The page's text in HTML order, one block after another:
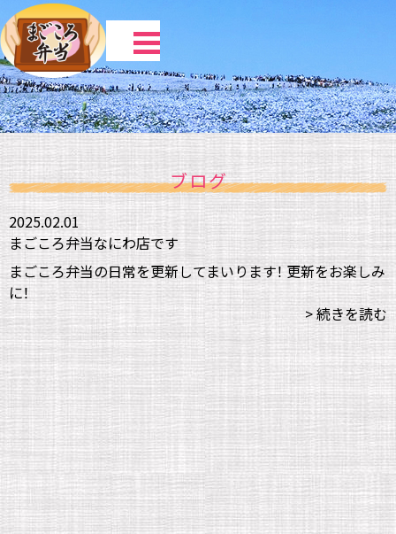
ブログ
2025.02.01
まごころ弁当なにわ店です
まごころ弁当の日常を更新してまいります！ 更新をお楽しみ
に！
> 続きを読む